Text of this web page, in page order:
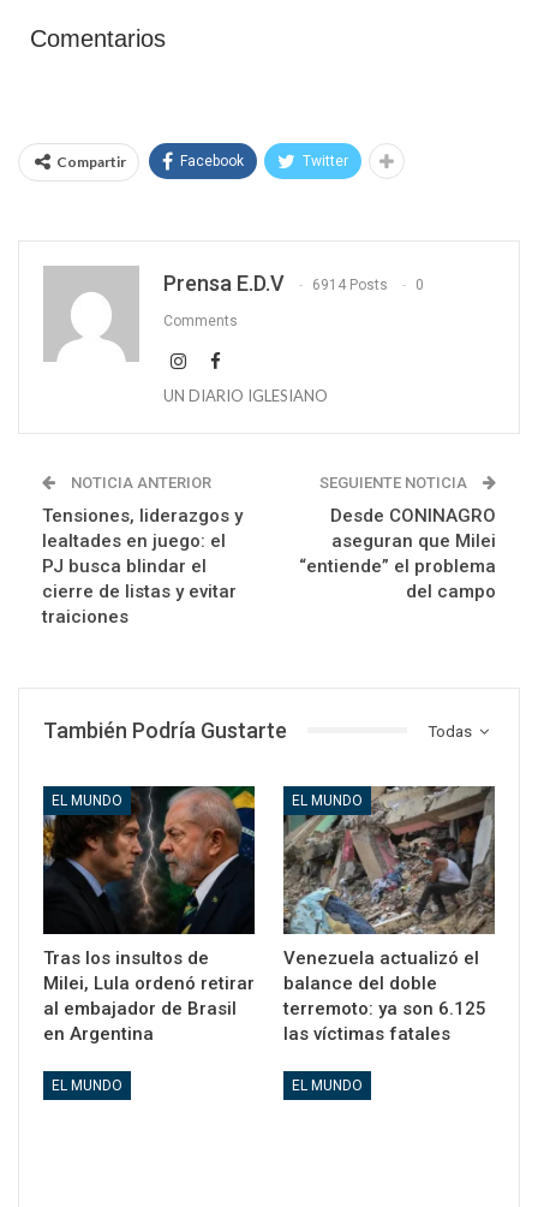
Comentarios
Compartir Facebook Twitter
Prensa E.D.V 6914 Posts 0
Comments
UN DIARIO IGLESIANO
NOTICIA ANTERIOR
Tensiones, liderazgos y
lealtades en juego: el
PJ busca blindar el
cierre de listas y evitar
traiciones
SEGUIENTE NOTICIA
Desde CONINAGRO
aseguran que Milei
“entiende” el problema
del campo
Todas
También Podría Gustarte
EL MUNDO
Tras los insultos de
Milei, Lula ordenó retirar
al embajador de Brasil
en Argentina
EL MUNDO
Venezuela actualizó el
balance del doble
terremoto: ya son 6.125
las víctimas fatales
EL MUNDO EL MUNDO